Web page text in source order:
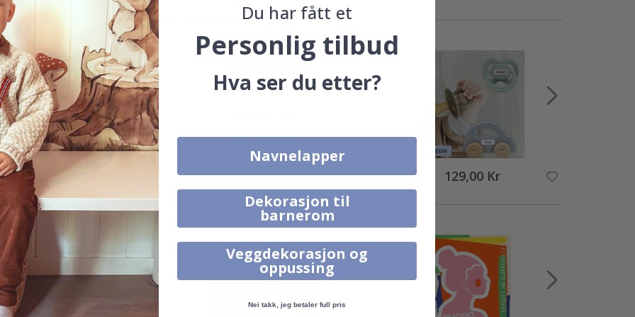
Produkter kjøpt sammen
149,00 Kr 95,00 Kr 129,00 Kr
Alternative produkter
Du har fått et
Personlig tilbud
Hva ser du etter?
Navnelapper
Dekorasjon til
barnerom
Veggdekorasjon og
oppussing
Nei takk, jeg betaler full pris